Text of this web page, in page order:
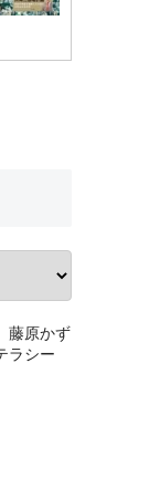
藤原かず
ラシー